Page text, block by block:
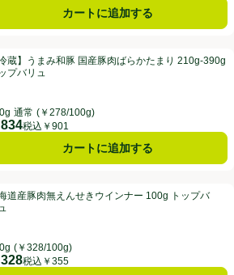
カートに追加する
肉ばらかたまり 210g-390g トップバリュ
中3.2点。
冷蔵】うまみ和豚 国産豚肉ばらかたまり 210g-390g
プバリュ
通常 (￥278/100g)
834税込￥901
カートに追加する
インナー 100g トップバリュ
間
中4.2点。
道産豚肉無えんせきウインナー 100g トップバ
(￥328/100g)
328税込￥355